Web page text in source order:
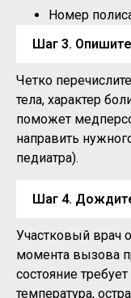
Номер
Шаг 3.
Четко
тела, характер
поможет
направить
педиатра).
Шаг 4.
Участковый врач
момента вызова
состояние
температура,